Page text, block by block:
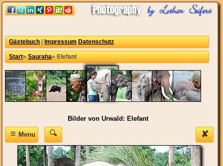
Gästebuch Impressum Datenschutz
Start» Sauraha» Elefant
Bilder von Urwald: Elefant
✘
≡Menu